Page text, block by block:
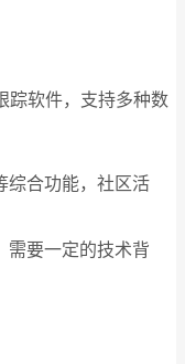
踪软件，支持多种数
综合功能，社区活
需要一定的技术背